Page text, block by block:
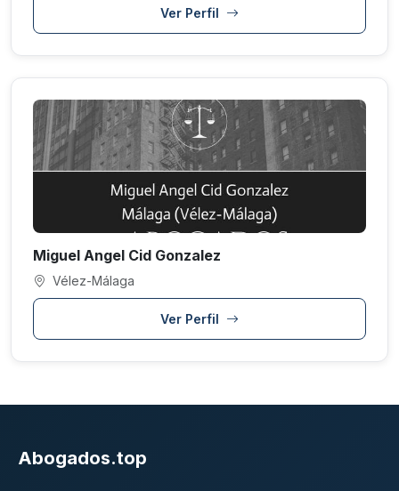
Ver Perfil
Miguel Angel Cid Gonzalez
Vélez-Málaga
Ver Perfil
Abogados.top